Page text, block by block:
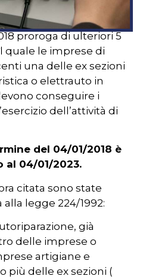
proroga di ulteriori 5
quale le imprese di
una delle ex sezioni
o elettrauto in
conseguire i
dell’attività di
del 04/01/2018 è
04/01/2023.
citata sono state
legge 224/1992:
già
delle imprese o
artigiane e
più delle ex sezioni (